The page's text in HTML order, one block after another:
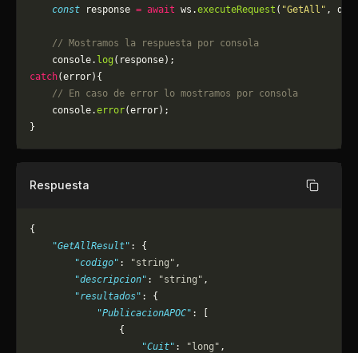
    const
response = await ws.executeRequest ( "GetAll" ,
    // Mostramos la respuesta por consola
    console.
log (response);
catch(error){
    // En caso de error lo mostramos por consola
	console.
error(error);
}
Respuesta Copiar
{
    "GetAllResult"
: {
        "codigo"
: "string" ,
        "descripcion"
: "string" ,
        "resultados"
: {
            "PublicacionAPOC"
: [
                {
                    "Cuit"
: "long" ,